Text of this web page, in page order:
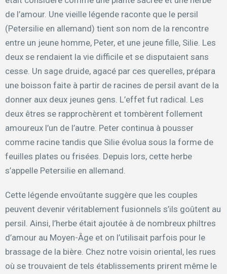
de l’amour. Une vieille légende raconte que le persil
(Petersilie en allemand) tient son nom de la rencontre
entre un jeune homme, Peter, et une jeune fille, Silie. Les
deux se rendaient la vie difficile et se disputaient sans
cesse. Un sage druide, agacé par ces querelles, prépara
une boisson faite à partir de racines de persil avant de la
donner aux deux jeunes gens. L’effet fut radical. Les
deux êtres se rapprochèrent et tombèrent follement
amoureux l’un de l’autre. Peter continua à pousser
comme racine tandis que Silie évolua sous la forme de
feuilles plates ou frisées. Depuis lors, cette herbe
s’appelle Petersilie en allemand.
Cette légende envoûtante suggère que les couples
peuvent devenir véritablement fusionnels s’ils goûtent au
persil. Ainsi, l’herbe était ajoutée à de nombreux philtres
d’amour au Moyen-Âge et on l’utilisait parfois pour le
brassage de la bière. Chez notre voisin oriental, les rues
où se trouvaient de tels établissements prirent même le